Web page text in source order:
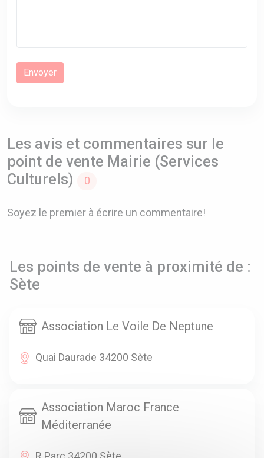
Les avis et commentaires sur le
point de vente Mairie (Services
Culturels)
0
Soyez le premier à écrire un commentaire!
Les points de vente à proximité de :
Sète
Association Le Voile De Neptune
Quai Daurade 34200 Sète
Association Maroc France
Méditerranée